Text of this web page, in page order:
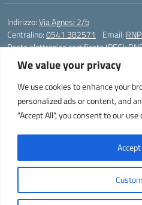
We value your privacy
We use cookies to enhance your
personalized ads or content, and
"Accept All", you consent to our use
Indirizzo:Via Agnesi 2/b
Centralino:0541 382571 Email:
Posta elettronica certificata (PEC):
Codice fiscale: 82009530401
Codice meccanografico: RNPS02000L
Liceo Scientifico e Musicale "A.
- Tel. +39 0541 382571 – Fax +39